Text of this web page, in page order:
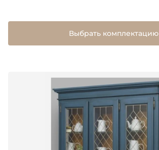
Выбрать комплектацию